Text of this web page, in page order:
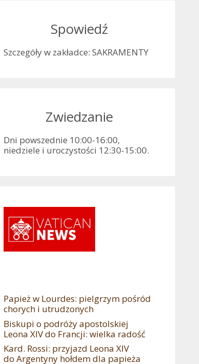
Spowiedź
Szczegóły w zakładce: SAKRAMENTY
Zwiedzanie
Dni powszednie 10:00-16:00,
niedziele i uroczystości 12:30-15:00.
Papież w Lourdes: pielgrzym pośród
chorych i utrudzonych
Biskupi o podróży apostolskiej
Leona XIV do Francji: wielka radość
Kard. Rossi: przyjazd Leona XIV
do Argentyny hołdem dla papieża